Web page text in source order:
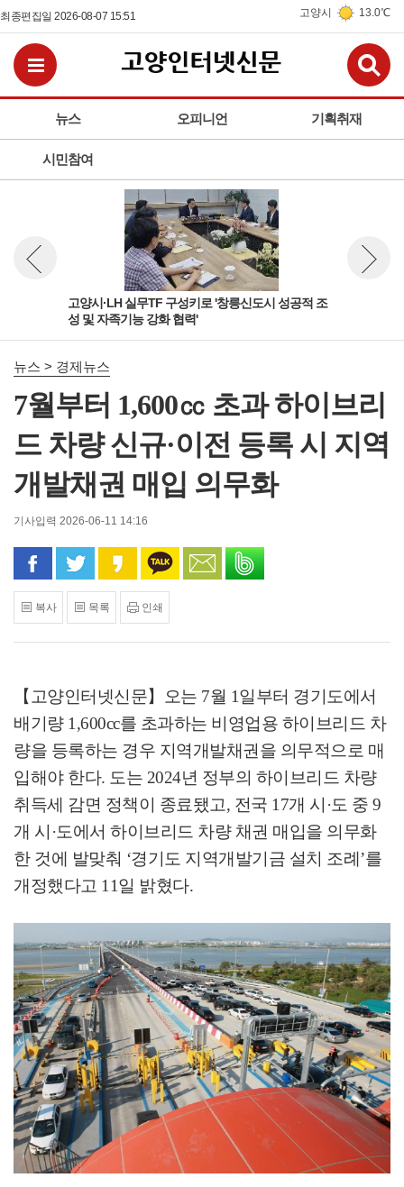
최종편집일 2026-08-07 15:51 고양시 13.0℃
뉴스 오피니언 기획취재
시민참여
전체메뉴보기
고양시·LH 실무TF 구성키로 '창릉신도시 성공적 조
성 및 자족기능 강화 협력'
뉴스 이전보기
뉴스 > 경제뉴스
7월부터 1,600㏄ 초과 하이브리
드 차량 신규·이전 등록 시 지역
개발채권 매입 의무화
기사입력 2026-06-11 14:16
페이스북으로 공유
트위터로 공유카카오 스토리로 공유
카카오톡으로 공유
문자로 공유
복사 목록 인쇄
【고양인터넷신문】 오는 7월 1일부터 경기도에서
배기량 1,600cc를 초과하는 비영업용 하이브리드 차
량을 등록하는 경우 지역개발채권을 의무적으로 매
입해야 한다. 도는 2024년 정부의 하이브리드 차량
취득세 감면 정책이 종료됐고, 전국 17개 시 ·도 중 9
개 시 ·도에서 하이브리드 차량 채권 매입을 의무화
한 것에 발맞춰 ‘경기도 지역개발기금 설치 조례 ’를
개정했다고 11일 밝혔다.